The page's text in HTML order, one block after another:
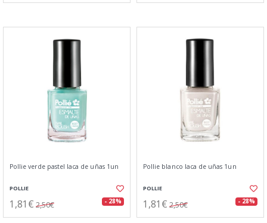
Pollie verde pastel laca de uñas 1un
POLLIE
1,81€ 2,50€ - 28%
Pollie blanco laca de uñas 1un
POLLIE
1,81€ 2,50€ - 28%